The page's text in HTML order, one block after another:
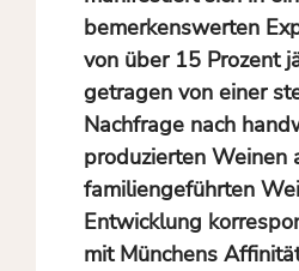
bemerkenswerten
von über 15 Prozent
getragen von einer
Nachfrage nach
produzierten Weinen
familiengeführten
Entwicklung
mit Münchens